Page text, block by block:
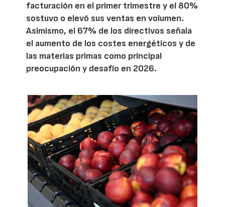
facturación en el primer trimestre y el 80%
sostuvo o elevó sus ventas en volumen.
Asimismo, el 67% de los directivos señala
el aumento de los costes energéticos y de
las materias primas como principal
preocupación y desafío en 2026.